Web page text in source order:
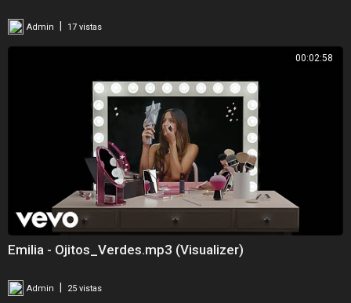
Admin 17 vistas
00:02:58
Emilia - Ojitos_Verdes.mp3 (Visualizer)
Admin 25 vistas